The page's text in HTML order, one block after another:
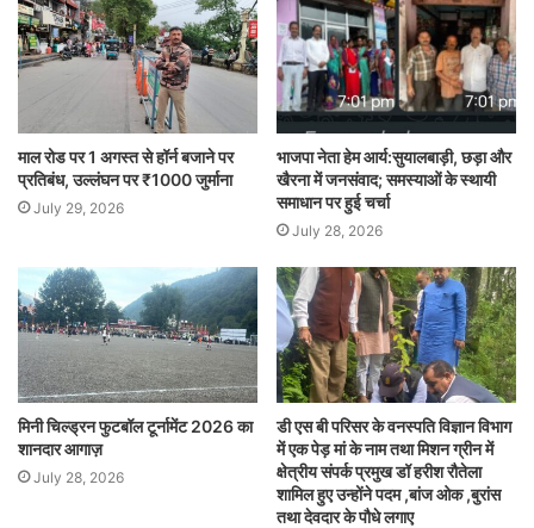
माल रोड पर 1 अगस्त से हॉर्न बजाने पर
प्रतिबंध, उल्लंघन पर ₹1000 जुर्माना
July 29, 2026
भाजपा नेता हेम आर्य:सुयालबाड़ी, छड़ा और
खैरना में जनसंवाद; समस्याओं के स्थायी
समाधान पर हुई चर्चा
July 28, 2026
मिनी चिल्ड्रन फुटबॉल टूर्नामेंट 2026 का
शानदार आगाज़
July 28, 2026
डी एस बी परिसर के वनस्पति विज्ञान विभाग
में एक पेड़ मां के नाम तथा मिशन ग्रीन में
क्षेत्रीय संपर्क प्रमुख डॉ हरीश रौतेला
शामिल हुए उन्होंने पदम ,बांज ओक ,बुरांस
तथा देवदार के पौधे लगाए